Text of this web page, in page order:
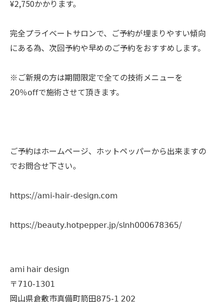
¥2,750かかります。
完全プライベートサロンで、ご予約が埋まりやすい傾向
にある為、次回予約や早めのご予約をおすすめします。
※ご新規の方は期間限定で全ての技術メニューを
𝟤𝟢％𝗈𝖿𝖿で施術させて頂きます。
ご予約はホームページ、ホットペッパーから出来ますの
でお問合せ下さい。
𝗁𝗍𝗍𝗉𝗌://𝖺𝗆𝗂-𝗁𝖺𝗂𝗋-𝖽𝖾𝗌𝗂𝗀𝗇.𝖼𝗈𝗆
𝗁𝗍𝗍𝗉𝗌://𝖻𝖾𝖺𝗎𝗍𝗒.𝗁𝗈𝗍𝗉𝖾𝗉𝗉𝖾𝗋.𝗃𝗉/𝗌𝗅𝗇𝗁𝟢𝟢𝟢𝟨𝟩𝟪𝟥𝟨𝟧/
𝖺𝗆𝗂 𝗁𝖺𝗂𝗋 𝖽𝖾𝗌𝗂𝗀𝗇
〒𝟩𝟣𝟢-𝟣𝟥𝟢𝟣
岡山県倉敷市真備町箭田𝟪𝟩𝟧-𝟣 𝟤𝟢𝟤